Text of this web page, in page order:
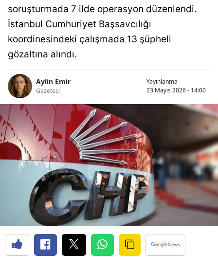
soruşturmada 7 ilde operasyon düzenlendi.
İstanbul Cumhuriyet Başsavcılığı
koordinesindeki çalışmada 13 şüpheli
gözaltına alındı.
Aylin Emir
Gazeteci
Yayınlanma
23 Mayıs 2026 - 14:00